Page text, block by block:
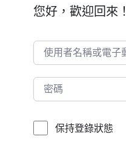
您好，歡迎回來！
保持登錄狀態